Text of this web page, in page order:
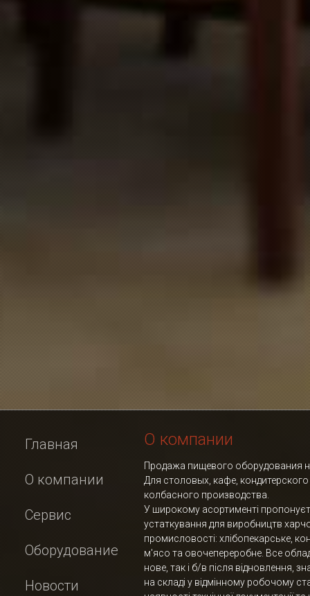
Главная
О компании
Сервис
Оборудование
Новости
О компании
Продажа пищевого оборудования
Для столовых, кафе, кондитерского
колбасного производства.
У широкому асортименті
устаткування для виробництв
промисловості: хлібопекарське,
м'ясо та овочепереробне. Все
нове, так і б/в після відновлення,
на складі у відмінному робочому